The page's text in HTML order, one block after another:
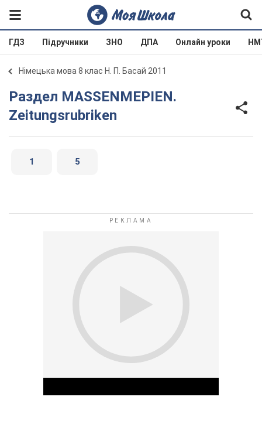
ГДЗ Підручники ЗНО ДПА Онлайн уроки
Німецька мова 8 клас Н. П. Басай 2011
Раздел MASSENMEPIEN.
Zeitungsrubriken
1 5